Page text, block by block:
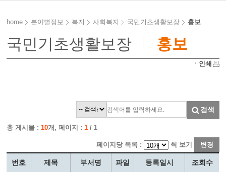
home 분야별정보 복지 사회복지 국민기초생활보장 홍보
국민기초생활보장 홍보
ㆍ인쇄
검색
총 게시물 :10개, 페이지 :1 / 1
페이지당 목록 : 씩 보기 변경
번호 제목 부서명 파일 등록일시 조회수